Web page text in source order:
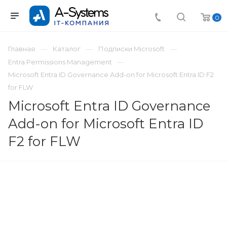
0
Главная Каталог
Подписки Microsoft
Entra Permissions Management
Microsoft Entra ID Governance Add-on for Microsoft Entra ID F2
for FLW
Microsoft Entra ID Governance
Add-on for Microsoft Entra ID
F2 for FLW